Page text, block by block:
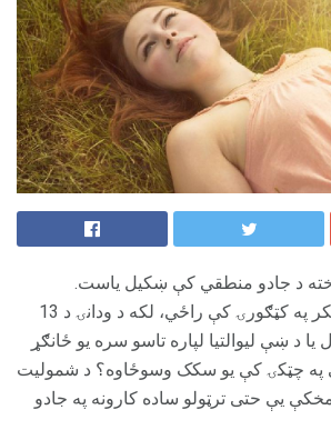
د جادو منطقي کې ښکیل یاست.
سپورتونه د جادویک فکر په کټګورۍ کې راځي، لکه د ودانۍ د 13
د ښې لیوالتیا لپاره تاسو سره یو ځانګړ
په چټکۍ کې یو سکک وسوځاوه؟ د شمولیت
یې حتی ترټولو ساده کارونه په جادو